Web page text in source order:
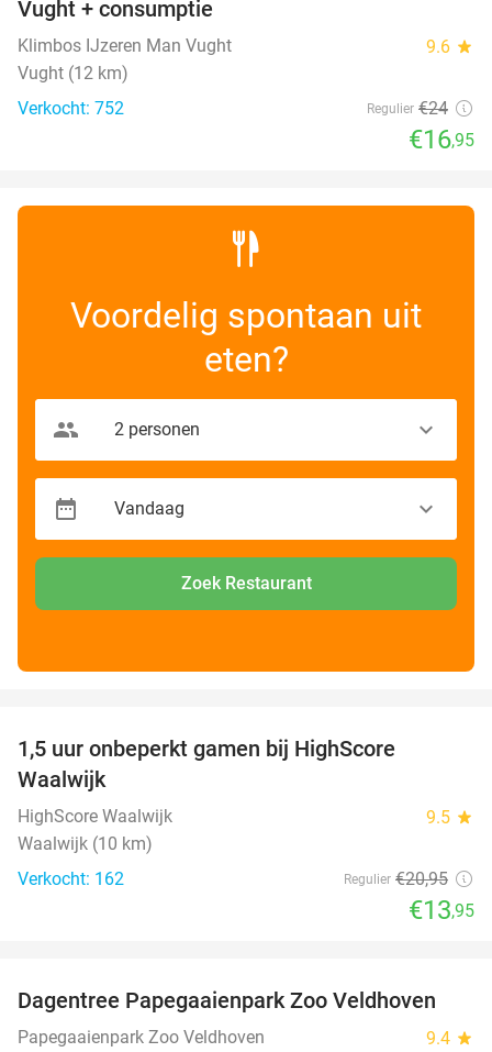
Vught + consumptie
Klimbos IJzeren Man Vught 9.6 star
Vught (12 km)
Verkocht: 752
Regulier €24
€16,95
Voordelig spontaan uit
eten?
Zoek Restaurant
1,5 uur onbeperkt gamen bij HighScore
Waalwijk
HighScore Waalwijk 9.5 star
Waalwijk (10 km)
Verkocht: 162
Regulier €20,95
€13,95
26%
Dagentree Papegaaienpark Zoo Veldhoven
Papegaaienpark Zoo Veldhoven 9.4 star